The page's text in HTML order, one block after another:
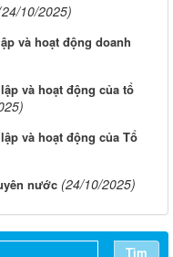
10/2025)
và hoạt động doanh
và hoạt động của tổ
và hoạt động của Tổ
nước (24/10/2025)
Tìm